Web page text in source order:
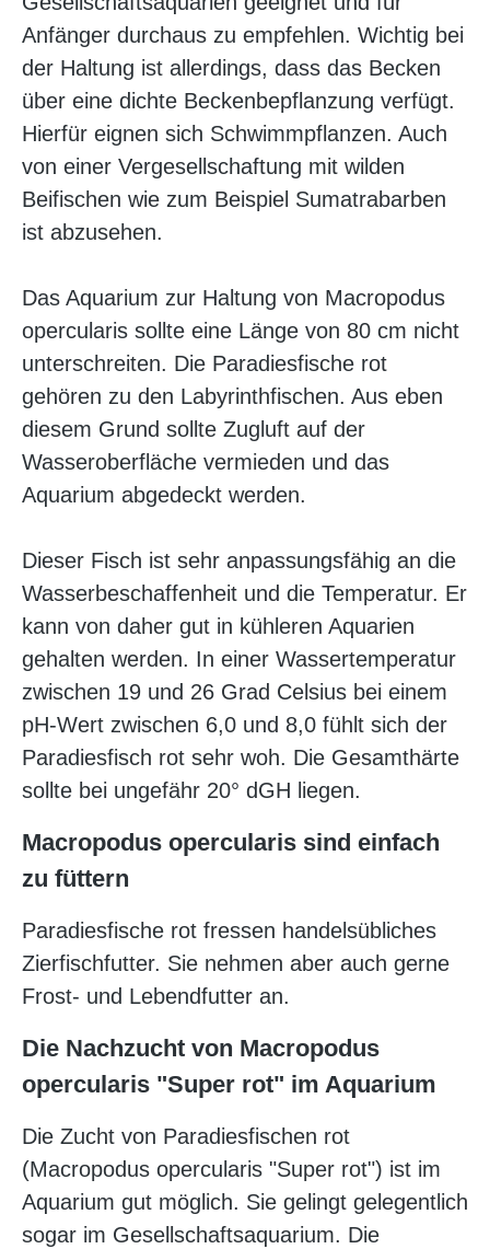
Anfänger durchaus zu empfehlen. Wichtig bei
der Haltung ist allerdings, dass das Becken
über eine dichte Beckenbepflanzung verfügt.
Hierfür eignen sich Schwimmpflanzen. Auch
von einer Vergesellschaftung mit wilden
Beifischen wie zum Beispiel Sumatrabarben
ist abzusehen.
Das Aquarium zur Haltung von Macropodus
opercularis sollte eine Länge von 80 cm nicht
unterschreiten. Die Paradiesfische rot
gehören zu den Labyrinthfischen. Aus eben
diesem Grund sollte Zugluft auf der
Wasseroberfläche vermieden und das
Aquarium abgedeckt werden.
Dieser Fisch ist sehr anpassungsfähig an die
Wasserbeschaffenheit und die Temperatur. Er
kann von daher gut in kühleren Aquarien
gehalten werden. In einer Wassertemperatur
zwischen 19 und 26 Grad Celsius bei einem
pH-Wert zwischen 6,0 und 8,0 fühlt sich der
Paradiesfisch rot sehr woh. Die Gesamthärte
sollte bei ungefähr 20° dGH liegen.
Macropodus opercularis sind einfach
zu füttern
Paradiesfische rot fressen handelsübliches
Zierfischfutter. Sie nehmen aber auch gerne
Frost- und Lebendfutter an.
Die Nachzucht von Macropodus
opercularis "Super rot" im Aquarium
Die Zucht von Paradiesfischen rot
(Macropodus opercularis "Super rot") ist im
Aquarium gut möglich. Sie gelingt gelegentlich
sogar im Gesellschaftsaquarium. Die